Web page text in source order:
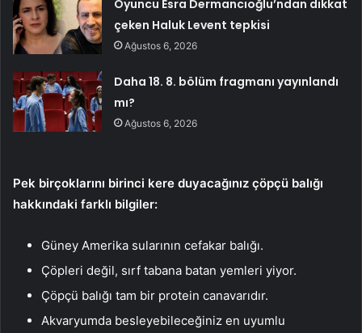
Oyuncu Esra Dermancıoğlu’ndan dikkat
çeken Haluk Levent tepkisi
Ağustos 6, 2026
Daha 18. 8. bölüm fragmanı yayınlandı
mı?
Ağustos 6, 2026
Pek birçoklarını birinci kere duyacağınız çöpçü balığı
hakkındaki farklı bilgiler:
Güney Amerika sularının cefakar balığı.
Çöpleri değil, sırf tabana batan yemleri yiyor.
Çöpçü balığı tam bir protein canavarıdır.
Akvaryumda besleyebileceğiniz en uyumlu